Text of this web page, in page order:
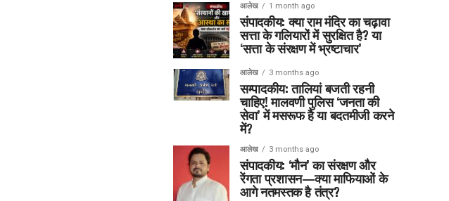
आलेख 1 month ago
संपादकीय: क्या राम मंदिर का चढ़ावा
सत्ता के गलियारों में सुरक्षित है? या
‘सत्ता के संरक्षण में भ्रष्टाचार’
आलेख 3 months ago
सम्पादकीय: तालियां बजती रहनी
चाहिए! मालवणी पुलिस ‘जनता की
सेवा’ में मसरूफ है या बदतमीजी करने
में?
आलेख 3 months ago
संपादकीय: ‘मौन’ का संरक्षण और
रेंगता प्रशासन—क्या माफियाओं के
आगे नतमस्तक है तंत्र?